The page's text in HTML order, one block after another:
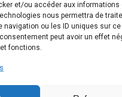
et/ou accéder aux informations
nous permettra de
navigation ou les ID uniques sur
peut avoir un effet
fonctions.